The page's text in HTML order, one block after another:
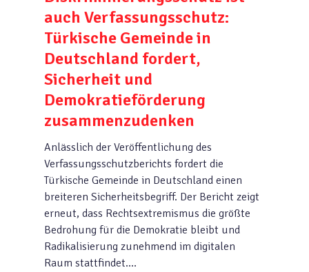
auch Verfassungsschutz:
Türkische Gemeinde in
Deutschland fordert,
Sicherheit und
Demokratieförderung
zusammenzudenken
Anlässlich der Veröffentlichung des
Verfassungsschutzberichts fordert die
Türkische Gemeinde in Deutschland einen
breiteren Sicherheitsbegriff. Der Bericht zeigt
erneut, dass Rechtsextremismus die größte
Bedrohung für die Demokratie bleibt und
Radikalisierung zunehmend im digitalen
Raum stattfindet.…